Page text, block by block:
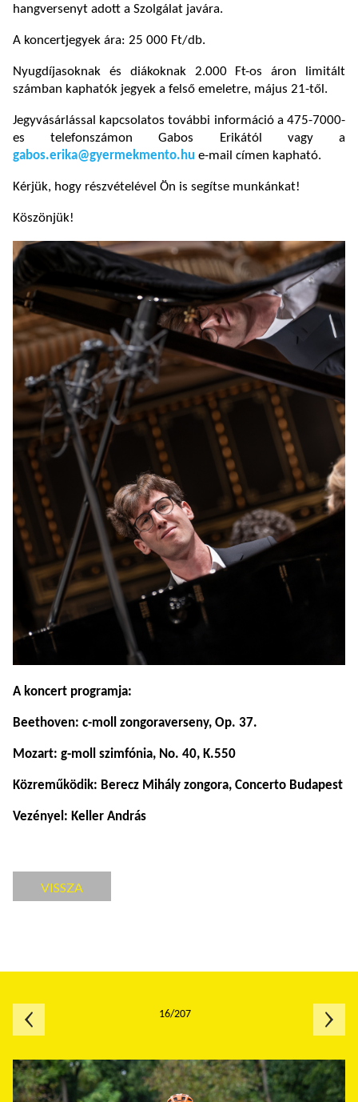
hangversenyt adott a Szolgálat javára.
A koncertjegyek ára: 25 000 Ft/db.
Nyugdíjasoknak és diákoknak 2.000 Ft-os áron limitált
számban kaphatók jegyek a felső emeletre, május 21-től.
Jegyvásárlással kapcsolatos további információ a 475-7000-
es telefonszámon Gabos Erikától vagy a
gabos.erika@gyermekmento.hu e-mail címen kapható.
Kérjük, hogy részvételével Ön is segítse munkánkat!
Köszönjük!
A koncert programja:
Beethoven: c-moll zongoraverseny, Op. 37.
Mozart: g-moll szimfónia, No. 40, K.550
Közreműködik: Berecz Mihály zongora, Concerto Budapest
Vezényel: Keller András
VISSZA
16/207